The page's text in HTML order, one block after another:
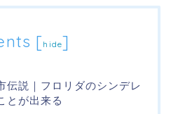
[hide]
伝説｜フロリダのシンデレ
とが出来る